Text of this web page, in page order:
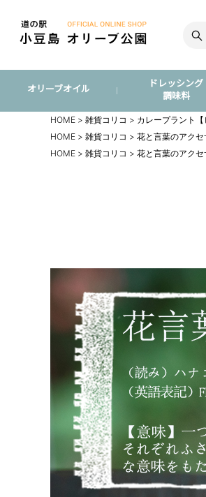
オリーブオイル
ドレッシング
調味料
HOME 雑貨コリコ
カレープラント【
HOME
雑貨コリコ 花と言葉のアクセ
HOME
雑貨コリコ 花と言葉のアクセ